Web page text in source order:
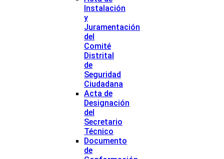
Instalación
y
Juramentación
del
Comité
Distrital
de
Seguridad
Ciudadana
Acta de
Designación
del
Secretario
Técnico
Documento
de